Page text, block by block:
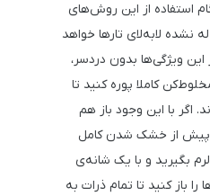
استفاده از این روش‌های
نشده لابه‌لای تارها خواهد
این ویژگی‌ها بدون دردسر،
کاملا پوره کنید تا
اگر با این وجود باز هم
پیش از خشک شدن کامل
بگیرید و با یک شانه‌ی
باز کنید تا تمام ذرات به